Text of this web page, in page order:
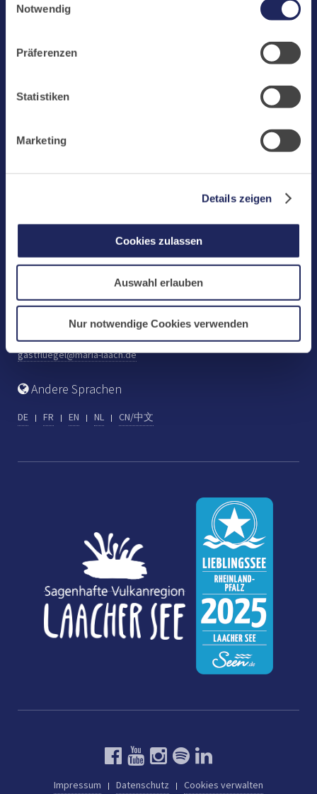
challenges.cloudflare.com: Wir verwenden das online
Buchungssystem MEWS in unserem Hotel und unserem
übermittelt. Cookies von eu5.bookingkit.de: Wir
Buchungen von Bibliotheks- und Klosterführungen. Um
Buchungen durchführen zu können akzeptieren Sie bitte
Notwendig
Präferenzen
Statistiken
Marketing
Details zeigen
Cookies zulassen
Auswahl erlauben
Nur notwendige Cookies verwenden
Laacher See
Jobs
Fax: +49 (0) 2652 59-359
www.maria-laach.de
Tel: +49 (0) 2652 59-313
Fax: +49 (0) 2652 59-282
gastfluegel@maria-laach.de
Andere Sprachen
DE FR EN NL CN/中文
Impressum Datenschutz Cookies verwalten